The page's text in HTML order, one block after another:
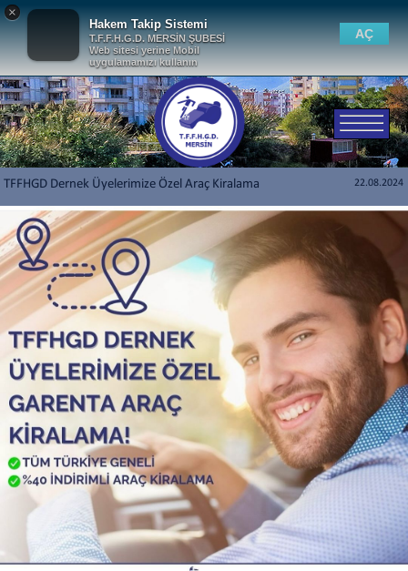
×
Hakem Takip Sistemi
T.F.F.H.G.D. MERSİN ŞUBESİ
Web sitesi yerine Mobil
uygulamamızı kullanın
AÇ
TFFHGD Dernek Üyelerimize Özel Araç Kiralama 22.08.2024